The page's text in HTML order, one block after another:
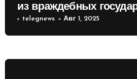
из враждебных
приобретать валюту
telegnews Авг 1, 2025